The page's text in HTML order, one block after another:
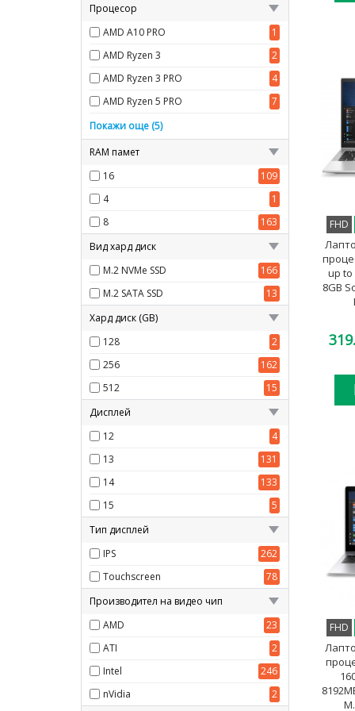
Процесор
AMD A10 PRO
1
AMD Ryzen 3
2
AMD Ryzen 3 PRO
4
AMD Ryzen 5 PRO
7
AMD Ryzen 7 PRO
Intel Core i7
71
Intel Core m7
1
Intel Core i5
183
Intel Core i3
3
Покажи още (5)
RAM памет
16
109
4
1
8
163
Вид хард диск
M.2 NVMe SSD
166
M.2 SATA SSD
13
Хард диск (GB)
128
2
256
162
512
15
Дисплей
12
4
13
131
14
133
15
5
Тип дисплей
IPS
262
Touchscreen
78
Производител на видео чип
AMD
23
ATI
2
Intel
246
nVidia
2
FHD
up to
8GB
FHD